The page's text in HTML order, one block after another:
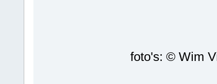
foto's: © Wim